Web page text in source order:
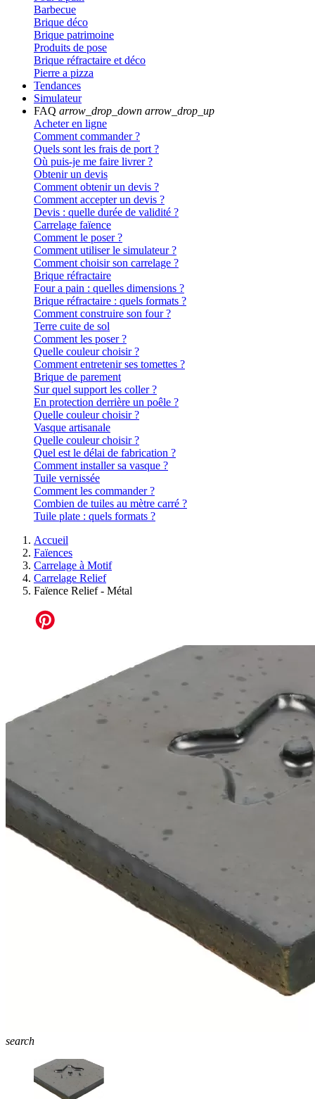
Barbecue
Brique déco
Brique patrimoine
Produits de pose
Brique réfractaire et déco
Pierre a pizza
Tendances
Simulateur
FAQ arrow_drop_down arrow_drop_up
Acheter en ligne
Comment commander ?
Quels sont les frais de port ?
Où puis-je me faire livrer ?
Obtenir un devis
Comment obtenir un devis ?
Comment accepter un devis ?
Devis : quelle durée de validité ?
Carrelage faïence
Comment le poser ?
Comment utiliser le simulateur ?
Comment choisir son carrelage ?
Brique réfractaire
Four a pain : quelles dimensions ?
Brique réfractaire : quels formats ?
Comment construire son four ?
Terre cuite de sol
Comment les poser ?
Quelle couleur choisir ?
Comment entretenir ses tomettes ?
Brique de parement
Sur quel support les coller ?
En protection derrière un poêle ?
Quelle couleur choisir ?
Vasque artisanale
Quelle couleur choisir ?
Quel est le délai de fabrication ?
Comment installer sa vasque ?
Tuile vernissée
Comment les commander ?
Combien de tuiles au mètre carré ?
Tuile plate : quels formats ?
Accueil
Faïences
Carrelage à Motif
Carrelage Relief
Faïence Relief - Métal
search